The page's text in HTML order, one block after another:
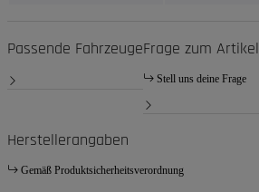
Passende FahrzeugeFrage zum Artikel
Stell uns deine Frage
Herstellerangaben
Gemäß Produktsicherheitsverordnung